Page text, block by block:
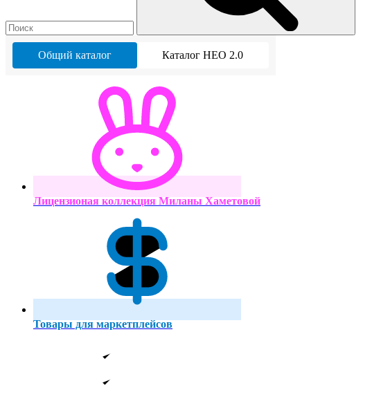
Общий каталог Каталог НЕО 2.0
Лицензионая коллекция Миланы Хаметовой
Товары для маркетплейсов